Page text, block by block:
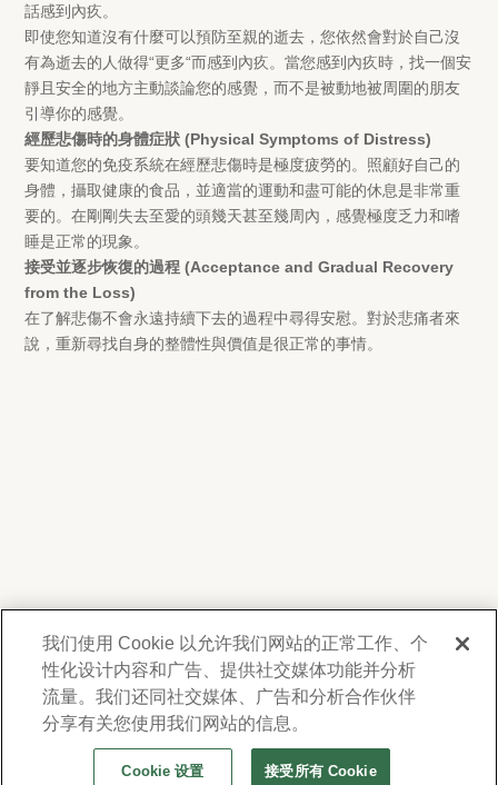
話感到內疚。
即使您知道沒有什麼可以預防至親的逝去，您依然會對於自己沒
有為逝去的人做得“更多“而感到內疚。當您感到內疚時，找一個安
靜且安全的地方主動談論您的感覺，而不是被動地被周圍的朋友
引導你的感覺。
經歷悲傷時的身體症狀 (Physical Symptoms of Distress)
要知道您的免疫系統在經歷悲傷時是極度疲勞的。照顧好自己的
身體，攝取健康的食品，並適當的運動和盡可能的休息是非常重
要的。在剛剛失去至愛的頭幾天甚至幾周內，感覺極度乏力和嗜
睡是正常的現象。
接受並逐步恢復的過程 (Acceptance and Gradual Recovery
from the Loss)
在了解悲傷不會永遠持續下去的過程中尋得安慰。對於悲痛者來
說，重新尋找自身的整體性與價值是很正常的事情。
我們尊重您的隱私。為了向您提供有關產品、服
務及活動之資訊，Forest Lawn 會蒐集並使用您
在此提供的聯絡資料，並得不時透過電子郵件、
電話或人工撥打之短信或簡訊與您聯繫。詳情請
參閱本公司的隱私權政策及使用條款。若要變更
我们使用 Cookie 以允许我们网站的正常工作、个
性化设计内容和广告、提供社交媒体功能并分析
流量。我们还同社交媒体、广告和分析合作伙伴
分享有关您使用我们网站的信息。
Cookie 设置 接受所有 Cookie